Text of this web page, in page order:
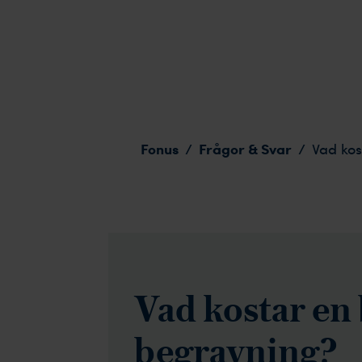
Fonus / Frågor & Svar / Vad
Vad kostar
begravning?